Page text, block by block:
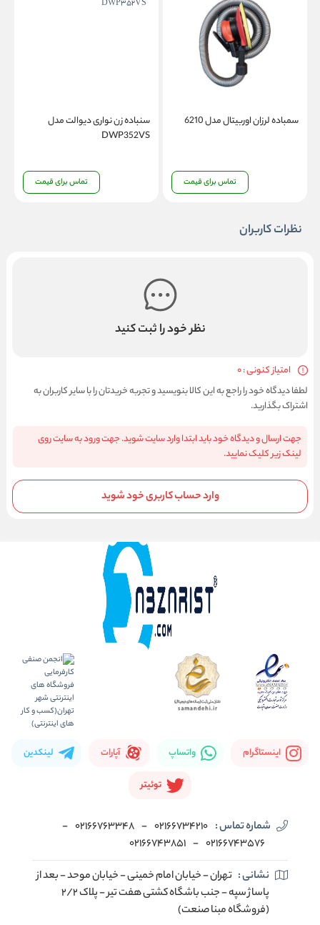
سمباده لرزان اوربیتال مدل 6210
تماس برای قیمت
سنباده زن نواری دیوالت مدل
DWP352VS
تماس برای قیمت
نظرات کاربران
نظر خود را ثبت کنید
امتیاز کنونی : 0
لطفا دیدگاه خود را راجع به این کالا بنویسید و تجربه خریدتان را با سایر کاربران به
اشتراک بگذارید.
جهت ارسال و دیدگاه خود باید ابتدا وارد سایت شوید. جهت ورود به سایت روی
لینک زیر کلیک نمایید.
وارد حساب کاربری خود شوید
اینستاگرام واتساپ آپارات لینکدین
توئیتر
شماره تماس : 02166734210
-
02166763348
-
02166743576
-
02166743851
نشانی : تهران - خیابان امام خمینی - خیابان موحد - بعد از
پاساژ سپه - جنب باشگاه کشتی هفت تیر - پلاک 2/2
(فروشگاه مبنا صنعت)